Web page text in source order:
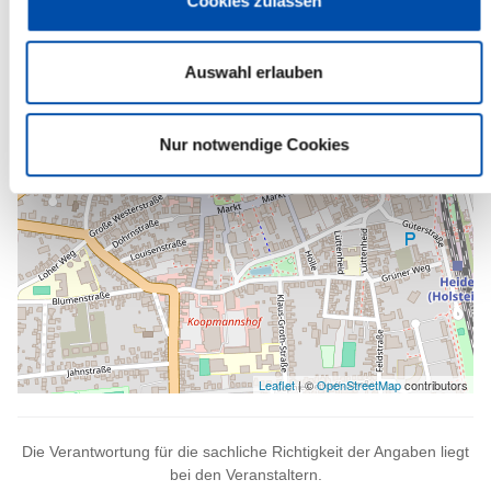
Auswahl erlauben
Nur notwendige Cookies
Leaflet| ©OpenStreetMapcontributors
Die Verantwortung für die sachliche Richtigkeit der Angaben liegt
bei den Veranstaltern.